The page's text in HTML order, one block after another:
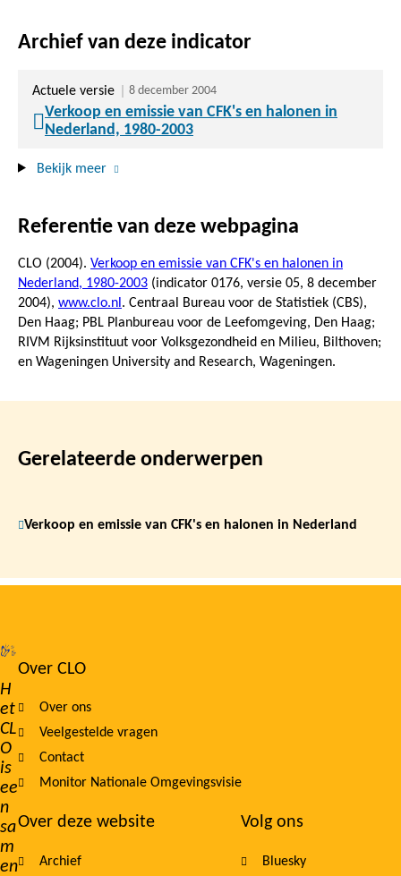
Archief van deze indicator
Actuele versie 8 december 2004
Verkoop en emissie van CFK's en halonen in
Nederland, 1980-2003
Bekijk meer
Referentie van deze webpagina
CLO (2004). Verkoop en emissie van CFK's en halonen in
Nederland, 1980-2003 (indicator 0176, versie 05, 8 december
2004), www.clo.nl . Centraal Bureau voor de Statistiek (CBS),
Den Haag; PBL Planbureau voor de Leefomgeving, Den Haag;
RIVM Rijksinstituut voor Volksgezondheid en Milieu, Bilthoven;
en Wageningen University and Research, Wageningen.
Gerelateerde onderwerpen
Verkoop en emissie van CFK's en halonen in Nederland
H
et
CL
O
is
ee
n
sa
m
en
Footer
navigation
Over CLO
Over ons
Veelgestelde vragen
Contact
Monitor Nationale Omgevingsvisie
Over deze website
Archief
Volg ons
Bluesky